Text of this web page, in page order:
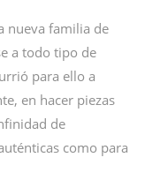
nueva familia de
a todo tipo de
para ello a
en hacer piezas
de
como para